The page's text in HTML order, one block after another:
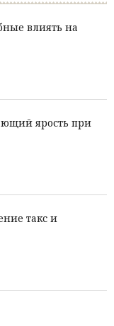
влиять на
ярость при
такс и